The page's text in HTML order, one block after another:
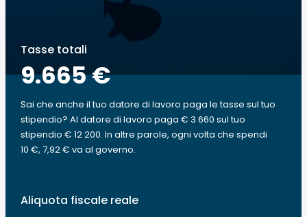
Tasse totali
9.665 €
Sai che anche il tuo datore di lavoro paga le tasse sul tuo
stipendio? Al datore di lavoro paga € 3 660 sul tuo
stipendio € 12 200. In altre parole, ogni volta che spendi
10 €, 7,92 € va al governo.
Aliquota fiscale reale